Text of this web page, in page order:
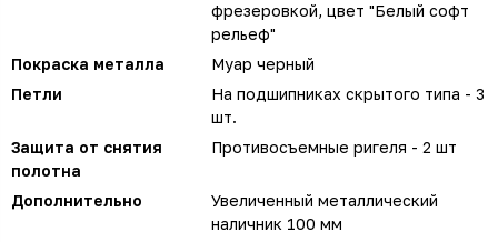
фрезеровкой, цвет "Белый софт
рельеф"
Покраска металла
Муар черный
Петли
На подшипниках скрытого типа - 3
шт.
Защита от снятия
полотна
Противосъемные ригеля - 2 шт
Дополнительно
Увеличенный металлический
наличник 100 мм